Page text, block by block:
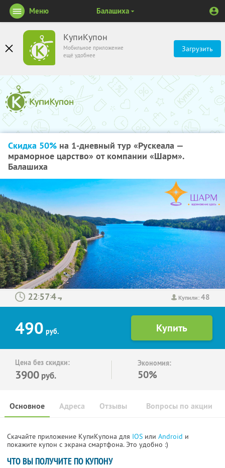
КупиКупон
Мобильное приложение
ещё удобнее
Загрузить
Меню Балашиха
Скидка 50% на 1-дневный тур «Рускеала —
мраморное царство» от компании «Шарм».
Балашиха
Купили:48
: :
490 руб.
Цена без скидки:
3900 руб.
Экономия:
50%
Основное Отзывы Вопросы по акции
Адреса
Скачайте приложение КупиКупона для IOS или Android и
покажите купон с экрана смартфона. Это удобно :)
ЧТО ВЫ ПОЛУЧИТЕ ПО КУПОНУ